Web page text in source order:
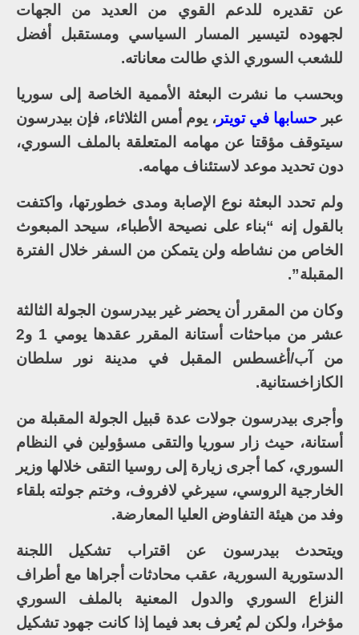
عن تقديره للدعم القوي من العديد من الجهات
لجهوده لتيسير المسار السياسي ومستقبل أفضل
للشعب السوري الذي طالت معاناته.
وبحسب ما نشرت البعثة الأممية الخاصة إلى سوريا
عبر حسابها في تويتر ، يوم أمس الثلاثاء، فإن بيدرسون
سيتوقف مؤقتا عن مهامه المتعلقة بالملف السوري،
دون تحديد موعد لاستئناف مهامه.
ولم تحدد البعثة نوع الإصابة ومدى خطورتها، واكتفت
بالقول إنه “بناء على نصيحة الأطباء، سيحد المبعوث
الخاص من نشاطه ولن يتمكن من السفر خلال الفترة
المقبلة”.
وكان من المقرر أن يحضر غير بيدرسون الجولة الثالثة
عشر من مباحثات أستانة المقرر عقدها يومي 1 و2
من آب/أغسطس المقبل في مدينة نور سلطان
الكازاخستانية.
وأجرى بيدرسون جولات عدة قبيل الجولة المقبلة من
أستانة، حيث زار سوريا والتقى مسؤولين في النظام
السوري، كما أجرى زيارة إلى روسيا التقى خلالها وزير
الخارجية الروسي، سيرغي لافروف، وختم جولته بلقاء
وفد من هيئة التفاوض العليا المعارضة.
ويتحدث بيدرسون عن اقتراب تشكيل اللجنة
الدستورية السورية، عقب محادثات أجراها مع أطراف
النزاع السوري والدول المعنية بالملف السوري
مؤخرا، ولكن لم يُعرف بعد فيما إذا كانت جهود تشكيل